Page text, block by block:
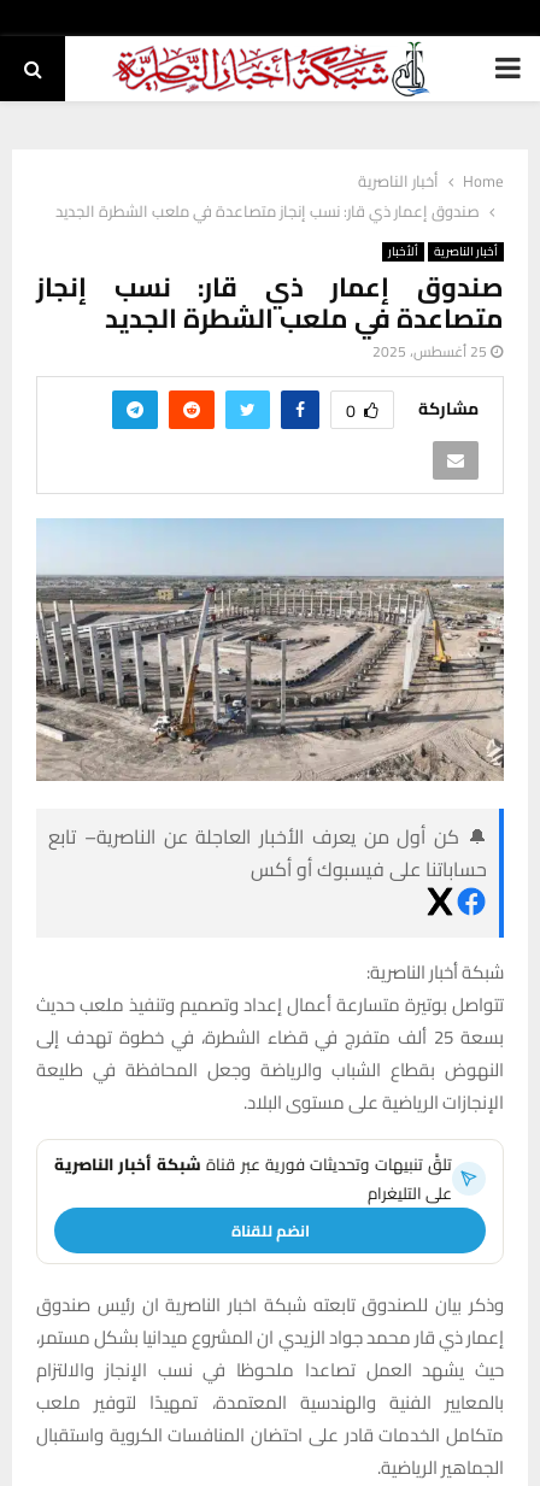
PRIMARY
Home
أخبار الناصرية
صندوق إعمار ذي قار: نسب إنجاز متصاعدة في ملعب الشطرة الجديد
أخبار الناصرية ألأخبار
صندوق إعمار ذي قار: نسب إنجاز
متصاعدة في ملعب الشطرة الجديد
25 أغسطس، 2025
مشاركة 0
🔔 كن أول من يعرف الأخبار العاجلة عن الناصرية– تابع
حساباتنا على فيسبوك أو أكس
شبكة أخبار الناصرية:
تتواصل بوتيرة متسارعة أعمال إعداد وتصميم وتنفيذ ملعب حديث
بسعة 25 ألف متفرج في قضاء الشطرة، في خطوة تهدف إلى
النهوض بقطاع الشباب والرياضة وجعل المحافظة في طليعة
الإنجازات الرياضية على مستوى البلاد.
تلقَّ تنبيهات وتحديثات فورية عبر قناةشبكة أخبار الناصرية
على التليغرام
انضم للقناة
وذكر بيان للصندوق تابعته شبكة اخبار الناصرية ان رئيس صندوق
إعمار ذي قار محمد جواد الزيدي ان المشروع ميدانيا بشكل مستمر،
حيث يشهد العمل تصاعدا ملحوظا في نسب الإنجاز والالتزام
بالمعايير الفنية والهندسية المعتمدة، تمهيدًا لتوفير ملعب
متكامل الخدمات قادر على احتضان المنافسات الكروية واستقبال
الجماهير الرياضية.